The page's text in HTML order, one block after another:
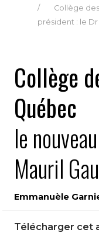
Collège
président : le
Collège
Québec
le
Mauril
Emmanuèle
Télécharger cet